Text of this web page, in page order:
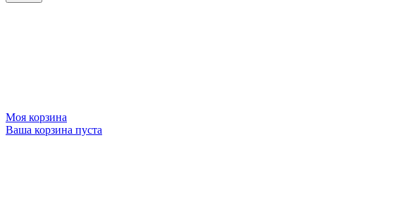
Моя корзина
Ваша корзина пуста